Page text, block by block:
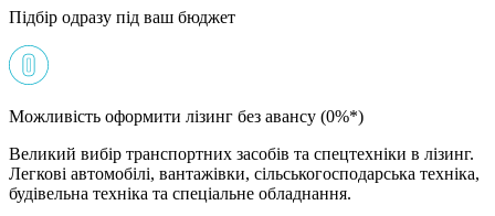
Підбір одразу під ваш бюджет
Можливість оформити лізинг без авансу (0%*)
Великий вибір транспортних засобів та спецтехніки в лізинг.
Легкові автомобілі, вантажівки, сільськогосподарська техніка,
будівельна техніка та спеціальне обладнання.